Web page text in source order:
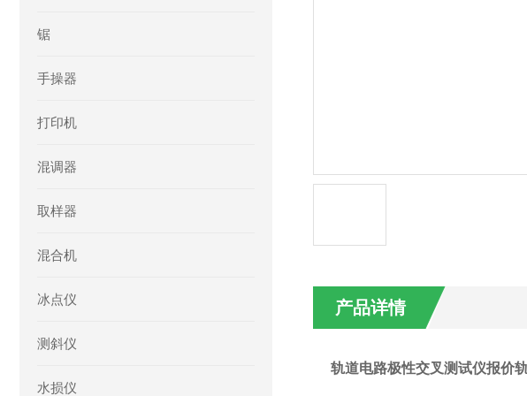
锯
手操器
打印机
混调器
取样器
混合机
冰点仪
测斜仪
水损仪
产品详情
轨道电路极性交叉测试仪报价